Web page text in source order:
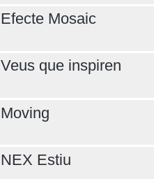
Efecte Mosaic
Veus que inspiren
Moving
NEX Estiu